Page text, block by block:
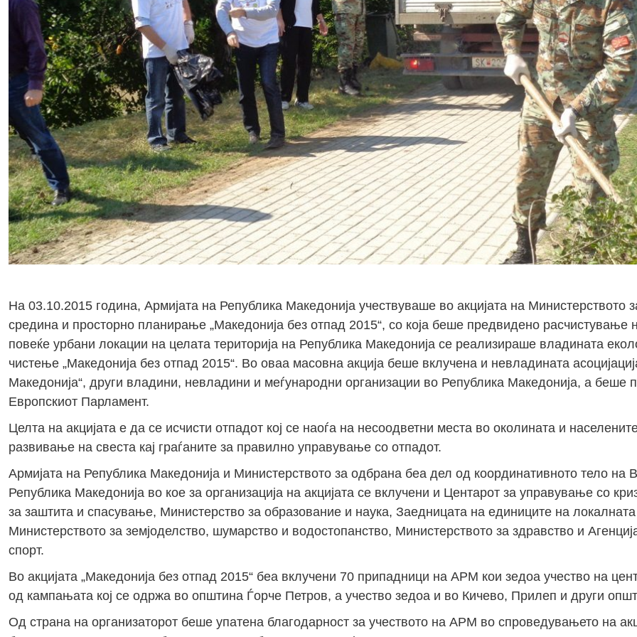
На 03.10.2015 година, Армијата на Република Македонија учествуваше во акцијата на Министерството
средина и просторно планирање „Македонија без отпад 2015“, со која беше предвидено расчистување
повеќе урбани локации на целата територија на Република Македонија се реализираше владината
чистење „Македонија без отпад 2015“. Во оваа масовна акција беше вклучена и невладината
Македонија“, други владини, невладини и меѓународни организации во Република Македонија, а беше
Европскиот Парламент.
Целта на акцијата е да се исчисти отпадот кој се наоѓа на несоодветни места во околината и
развивање на свеста кај граѓаните за правилно управување со отпадот.
Армијата на Република Македонија и Министерството за одбрана беа дел од координативното тело на
Република Македонија во кое за организација на акцијата се вклучени и Центарот за управување со
за заштита и спасување, Министерство за образование и наука, Заедницата на единиците на
Министерството за земјоделство, шумарство и водостопанство, Министерството за здравство и
спорт.
Во акцијата „Македонија без отпад 2015“ беа вклучени 70 припадници на АРМ кои зедоа учество на
од кампањата кој се одржа во општина Ѓорче Петров, а учество зедоа и во Кичево, Прилеп и други
Од страна на организаторот беше упатена благодарност за учеството на АРМ во спроведувањето на